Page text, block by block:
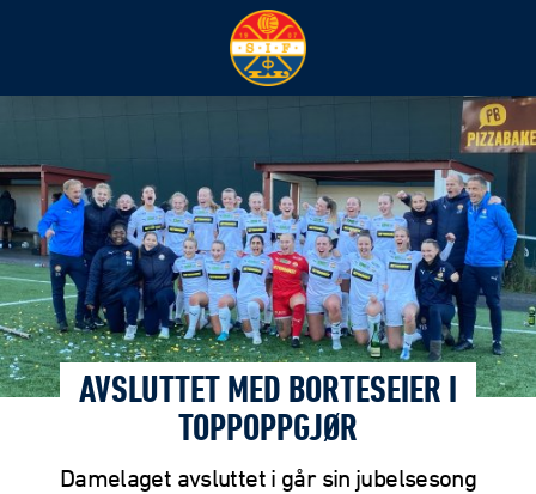
AVSLUTTET MED BORTESEIER I
TOPPOPPGJØR
Damelaget avsluttet i går sin jubelsesong